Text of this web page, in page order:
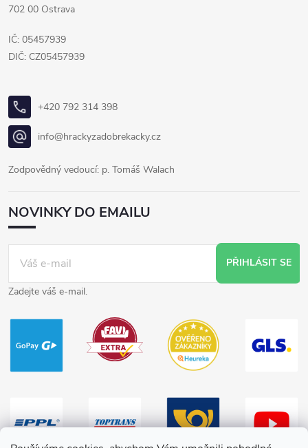
702 00 Ostrava
IČ: 05457939
DIČ: CZ05457939
+420 792 314 398
info@hrackyzadobrekacky.cz
Zodpovědný vedoucí: p. Tomáš Walach
NOVINKY DO EMAILU
PŘIHLÁSIT SE
Zadejte váš e-mail.